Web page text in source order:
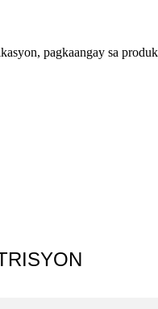
pagkaangay sa